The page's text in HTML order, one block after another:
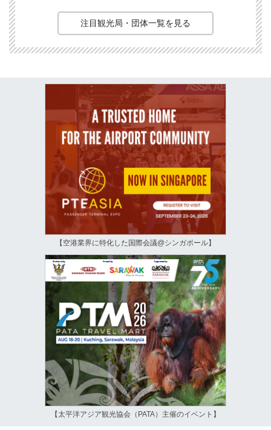
注目観光局・団体一覧を見る
【空港業界に特化した国際会議@シンガポール】
【太平洋アジア観光協会（PATA）主催のイベント】